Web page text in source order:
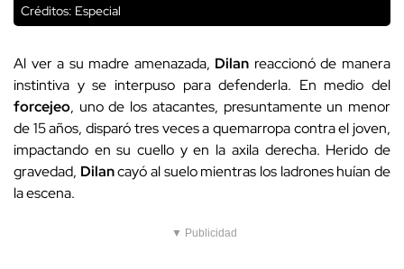
Créditos: Especial
Al ver a su madre amenazada, Dilan reaccionó de manera
instintiva y se interpuso para defenderla. En medio del
forcejeo, uno de los atacantes, presuntamente un menor
de 15 años, disparó tres veces a quemarropa contra el joven,
impactando en su cuello y en la axila derecha. Herido de
gravedad, Dilancayó al suelo mientras los ladrones huían de
la escena.
▼ Publicidad